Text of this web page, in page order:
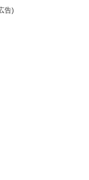
告)